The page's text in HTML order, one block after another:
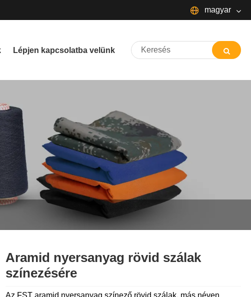
magyar
Polski
Lépjen kapcsolatba velünk
Aramid nyersanyag rövid szálak
színezésére